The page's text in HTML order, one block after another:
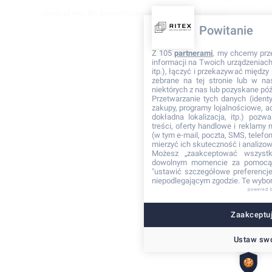
Powitanie
Z 105partnerami, my chcemy
informacji na Twoich
itp.), łączyć i przekazywać
zebrane na tej stronie lub w
niektórych z nas lub pozyskane
Przetwarzanie tych danych
zakupy, programy lojalnościowe,
dokładna lokalizacja, itp.)
treści, oferty handlowe i reklamy
(w tym e-mail, poczta, SMS,
mierzyć ich skuteczność i
Możesz „zaakceptować
dowolnym momencie za
"ustawić szczegółowe
niepodlegającym zgodzie. Te
powered
Ustaw